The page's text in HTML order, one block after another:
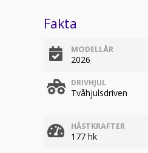
Fakta
MODELLÅR
2026
DRIVHJUL
Tvåhjulsdriven
HÄSTKRAFTER
177 hk